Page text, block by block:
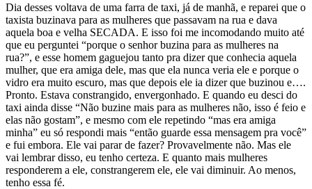
Dia desses voltava de uma farra de taxi, já de manhã, e reparei que o
taxista buzinava para as mulheres que passavam na rua e dava
aquela boa e velha SECADA. E isso foi me incomodando muito até
que eu perguntei “porque o senhor buzina para as mulheres na
rua?”, e esse homem gaguejou tanto pra dizer que conhecia aquela
mulher, que era amiga dele, mas que ela nunca veria ele e porque o
vidro era muito escuro, mas que depois ele ia dizer que buzinou e….
Pronto. Estava constrangido, envergonhado. E quando eu desci do
taxi ainda disse “Não buzine mais para as mulheres não, isso é feio e
elas não gostam”, e mesmo com ele repetindo “mas era amiga
minha” eu só respondi mais “então guarde essa mensagem pra você”
e fui embora. Ele vai parar de fazer? Provavelmente não. Mas ele
vai lembrar disso, eu tenho certeza. E quanto mais mulheres
responderem a ele, constrangerem ele, ele vai diminuir. Ao menos,
tenho essa fé.